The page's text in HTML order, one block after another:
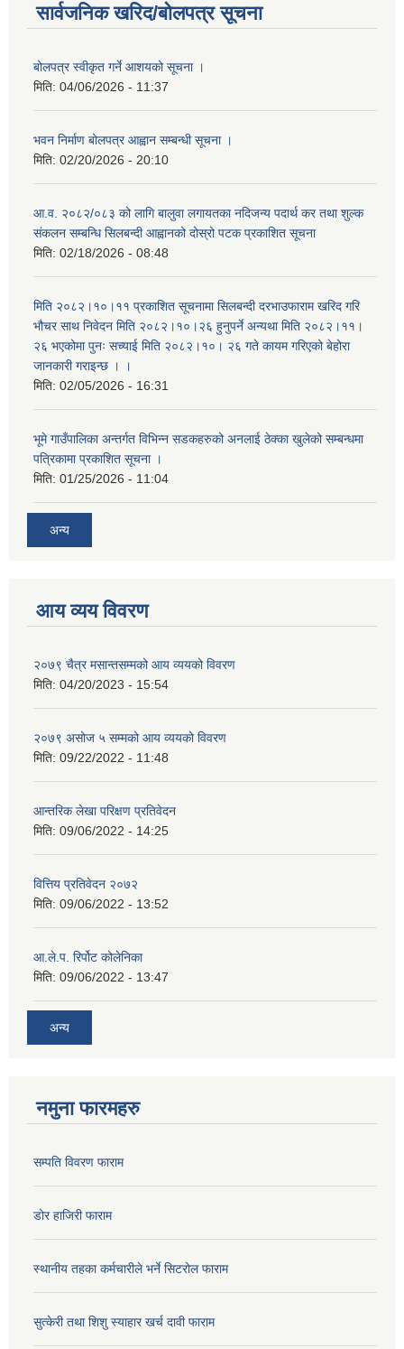
सार्वजनिक खरिद/बोलपत्र सूचना
बोलपत्र स्वीकृत गर्ने आशयको सूचना ।
मिति: 04/06/2026 - 11:37
भवन निर्माण बोलपत्र आह्वान सम्बन्धी सूचना ।
मिति: 02/20/2026 - 20:10
आ.व. २०८२/०८३ को लागि बालुवा लगायतका नदिजन्य पदार्थ कर तथा शुल्क
संकलन सम्बन्धि सिलबन्दी आह्वानको दोस्रो पटक प्रकाशित सूचना
मिति: 02/18/2026 - 08:48
मिति २०८२।१०।११ प्रकाशित सूचनामा सिलबन्दी दरभाउफाराम खरिद गरि
भौचर साथ निवेदन मिति २०८२।१०।२६ हुनुपर्ने अन्यथा मिति २०८२।११।
२६ भएकोमा पुनः सच्याई मिति २०८२।१०। २६ गते कायम गरिएको बेहोरा
जानकारी गराइन्छ । ।
मिति: 02/05/2026 - 16:31
भूमे गाउँपालिका अन्तर्गत विभिन्न सडकहरुको अनलाई ठेक्का खुलेको सम्बन्धमा
पत्रिकामा प्रकाशित सूचना ।
मिति: 01/25/2026 - 11:04
अन्य
आय व्यय विवरण
२०७९ चैत्र मसान्तसम्मको आय व्ययको विवरण
मिति: 04/20/2023 - 15:54
२०७९ असोज ५ सम्मको आय व्ययको विवरण
मिति: 09/22/2022 - 11:48
आन्तरिक लेखा परिक्षण प्रतिवेदन
मिति: 09/06/2022 - 14:25
वित्तिय प्रतिवेदन २०७२
मिति: 09/06/2022 - 13:52
आ.ले.प. रिर्पोट कोलेनिका
मिति: 09/06/2022 - 13:47
अन्य
नमुना फारमहरु
सम्पति विवरण फाराम
डोर हाजिरी फाराम
स्थानीय तहका कर्मचारीले भर्ने सिटरोल फाराम
सुत्केरी तथा शिशु स्याहार खर्च दावी फाराम